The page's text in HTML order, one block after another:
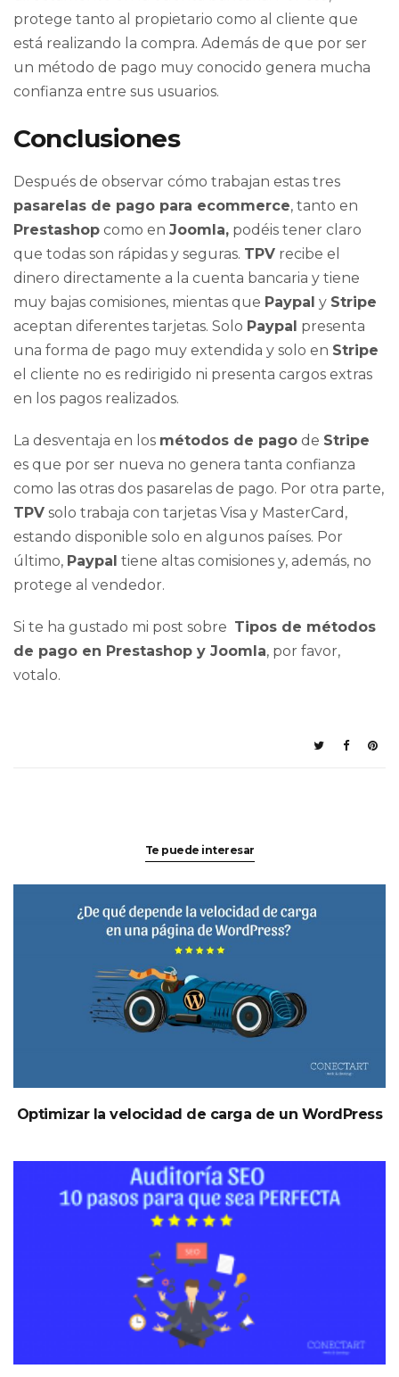
protege tanto al propietario como al cliente que
está realizando la compra. Además de que por ser
un método de pago muy conocido genera mucha
confianza entre sus usuarios.
Conclusiones
Después de observar cómo trabajan estas tres
pasarelas de pago para ecommerce, tanto en
Prestashop como en Joomla, podéis tener claro
que todas son rápidas y seguras. TPV recibe el
dinero directamente a la cuenta bancaria y tiene
muy bajas comisiones, mientas que Paypal y Stripe
aceptan diferentes tarjetas. Solo Paypal presenta
una forma de pago muy extendida y solo en Stripe
el cliente no es redirigido ni presenta cargos extras
en los pagos realizados.
La desventaja en los métodos de pago de Stripe
es que por ser nueva no genera tanta confianza
como las otras dos pasarelas de pago. Por otra parte,
TPV solo trabaja con tarjetas Visa y MasterCard,
estando disponible solo en algunos países. Por
último, Paypal tiene altas comisiones y, además, no
protege al vendedor.
Si te ha gustado mi post sobre Tipos de métodos
de pago en Prestashop y Joomla, por favor,
votalo.
Te puede interesar
Optimizar la velocidad de carga de un WordPress